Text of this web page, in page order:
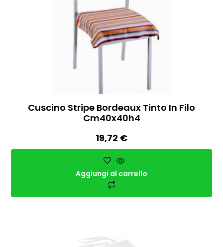
Cuscino Stripe Bordeaux Tinto In Filo
Cm40x40h4
19,72 €
Aggiungi al carrello